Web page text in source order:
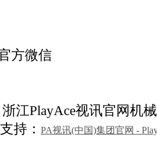
方微信
江PlayAce视讯官网机
持： PA视讯(中国)集团官网 -